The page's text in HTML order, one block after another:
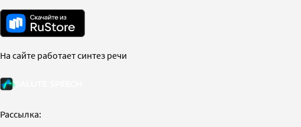
На сайте работает синтез речи
Рассылка: